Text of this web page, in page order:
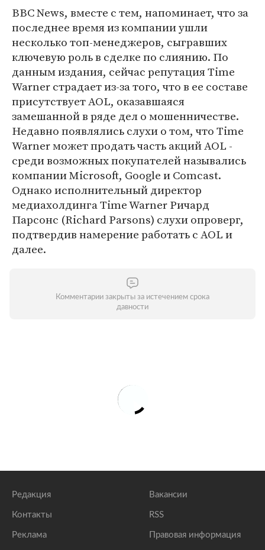
BBC News, вместе с тем, напоминает, что за
последнее время из компании ушли
несколько топ-менеджеров, сыгравших
ключевую роль в сделке по слиянию. По
данным издания, сейчас репутация Time
Warner страдает из-за того, что в ее составе
присутствует AOL, оказавшаяся
замешанной в ряде дел о мошенничестве.
Недавно появлялись слухи о том, что Time
Warner может продать часть акций AOL -
среди возможных покупателей назывались
компании Microsoft, Google и Comcast.
Однако исполнительный директор
медиахолдинга Time Warner Ричард
Парсонс (Richard Parsons) слухи опроверг,
подтвердив намерение работать с AOL и
далее.
Комментарии закрыты за истечением срока
давности
Редакция
Контакты
Реклама
Вакансии
RSS
Правовая информация